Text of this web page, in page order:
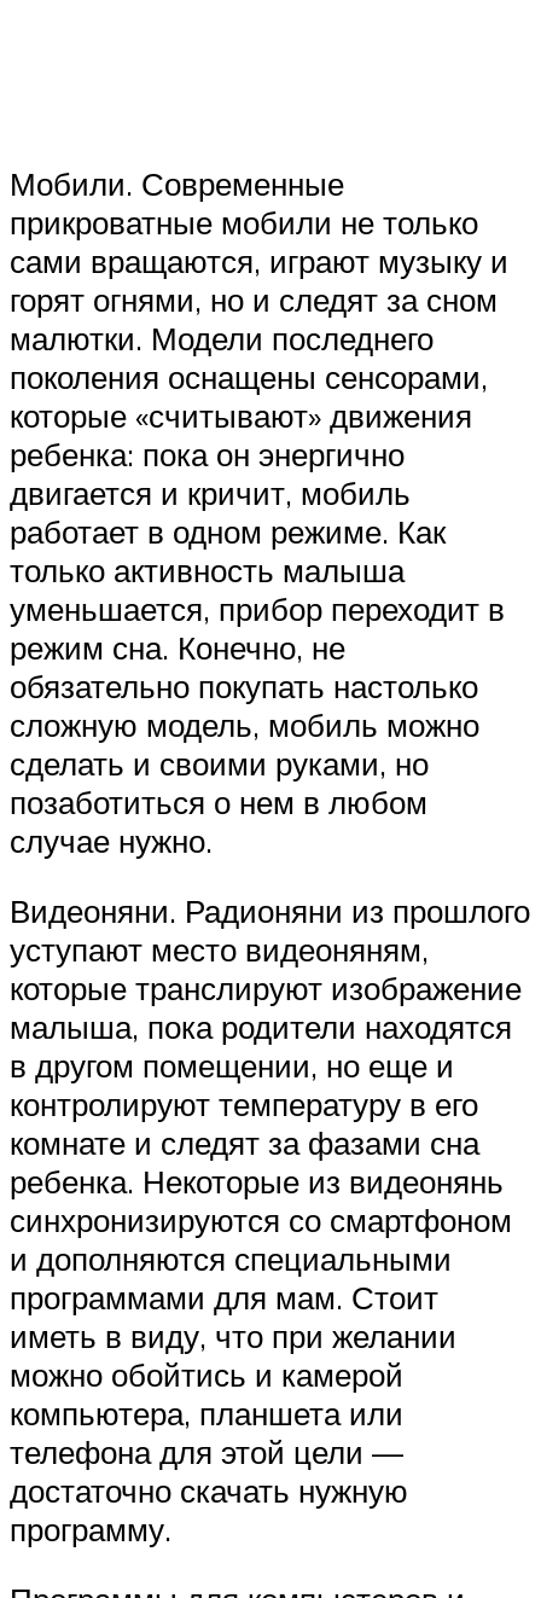
Мобили. Современные
прикроватные мобили не только
сами вращаются, играют музыку и
горят огнями, но и следят за сном
малютки. Модели последнего
поколения оснащены сенсорами,
которые «считывают» движения
ребенка: пока он энергично
двигается и кричит, мобиль
работает в одном режиме. Как
только активность малыша
уменьшается, прибор переходит в
режим сна. Конечно, не
обязательно покупать настолько
сложную модель, мобиль можно
сделать и своими руками, но
позаботиться о нем в любом
случае нужно.
Видеоняни. Радионяни из прошлого
уступают место видеоняням,
которые транслируют изображение
малыша, пока родители находятся
в другом помещении, но еще и
контролируют температуру в его
комнате и следят за фазами сна
ребенка. Некоторые из видеонянь
синхронизируются со смартфоном
и дополняются специальными
программами для мам. Стоит
иметь в виду, что при желании
можно обойтись и камерой
компьютера, планшета или
телефона для этой цели —
достаточно скачать нужную
программу.